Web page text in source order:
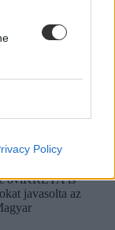
Policy
Példája
számolt be
újra az
oviKRÉTA is
javasolta az